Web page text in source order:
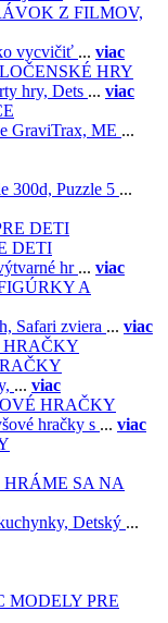
Z FILMOV,
vycvičiť ... viac
HRY
hry, Dets ... viac
GraviTrax, ME ...
300d, Puzzle 5 ...
DETI
hr ... viac
A
Safari zviera ... viac
... viac
HRAČKY
hračky s ... viac
HRÁME SA NA
Detský ...
MODELY PRE